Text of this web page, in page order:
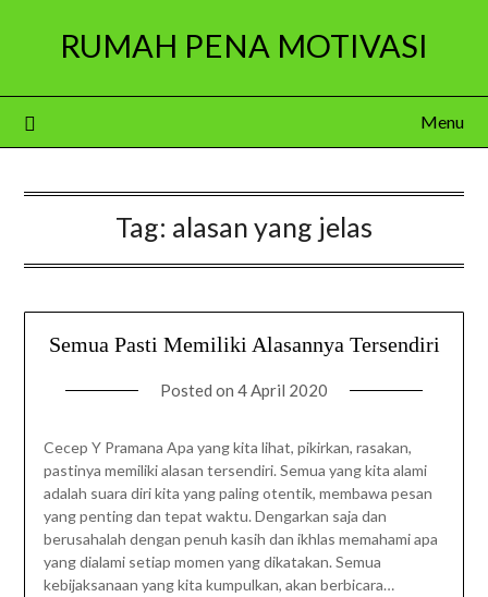
RUMAH PENA MOTIVASI
Menu
Tag: alasan yang jelas
Semua Pasti Memiliki Alasannya Tersendiri
Posted on 4 April 2020
Cecep Y Pramana Apa yang kita lihat, pikirkan, rasakan,
pastinya memiliki alasan tersendiri. Semua yang kita alami
adalah suara diri kita yang paling otentik, membawa pesan
yang penting dan tepat waktu. Dengarkan saja dan
berusahalah dengan penuh kasih dan ikhlas memahami apa
yang dialami setiap momen yang dikatakan. Semua
kebijaksanaan yang kita kumpulkan, akan berbicara…